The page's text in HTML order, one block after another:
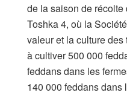
de la saison de
Toshka 4, où la
valeur et la culture
à cultiver 500 000
feddans dans les
140 000 feddans dans